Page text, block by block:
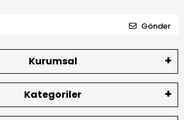
Gönder
Kurumsal
Kategoriler